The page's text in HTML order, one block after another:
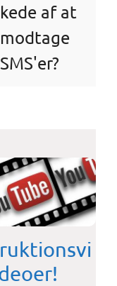
kede af at
modtage
SMS'er?